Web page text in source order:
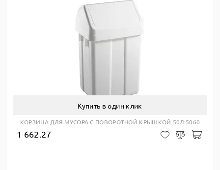
Купить в один клик
КОРЗИНА ДЛЯ МУСОРА С ПОВОРОТНОЙ КРЫШКОЙ 50Л 5060
1 662.27 В закладки
Сравнить